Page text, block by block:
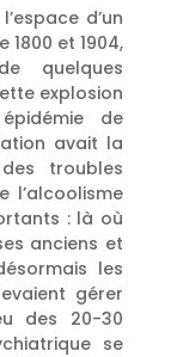
d’un
1800 et 1904,
quelques
explosion
de
avait la
troubles
l’alcoolisme
: là où
anciens et
les
gérer
des 20-30
se